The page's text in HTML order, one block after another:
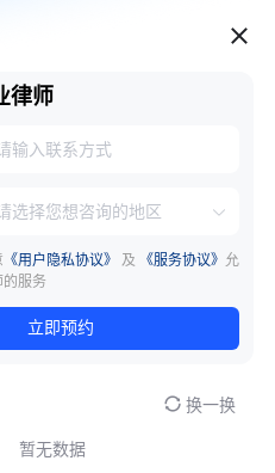
服务推荐
律师
《用户隐私协议》 及 《服务协议》 允
服务
立即预约
换一换
暂无数据